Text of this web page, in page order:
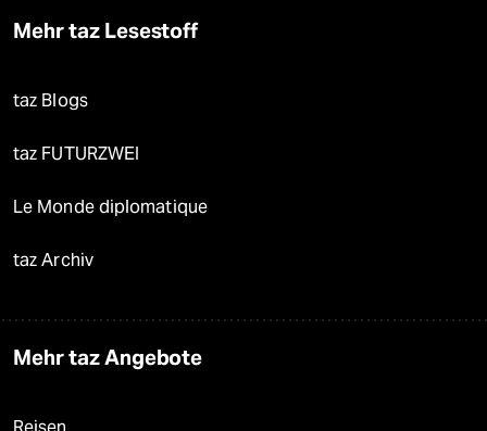
Mehr taz Lesestoff
taz Blogs
taz FUTURZWEI
Le Monde diplomatique
taz Archiv
Mehr taz Angebote